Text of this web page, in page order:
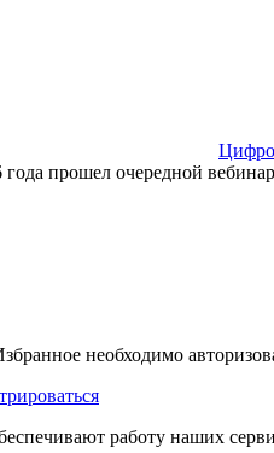
года прошел очередной
необходимо
работу наших